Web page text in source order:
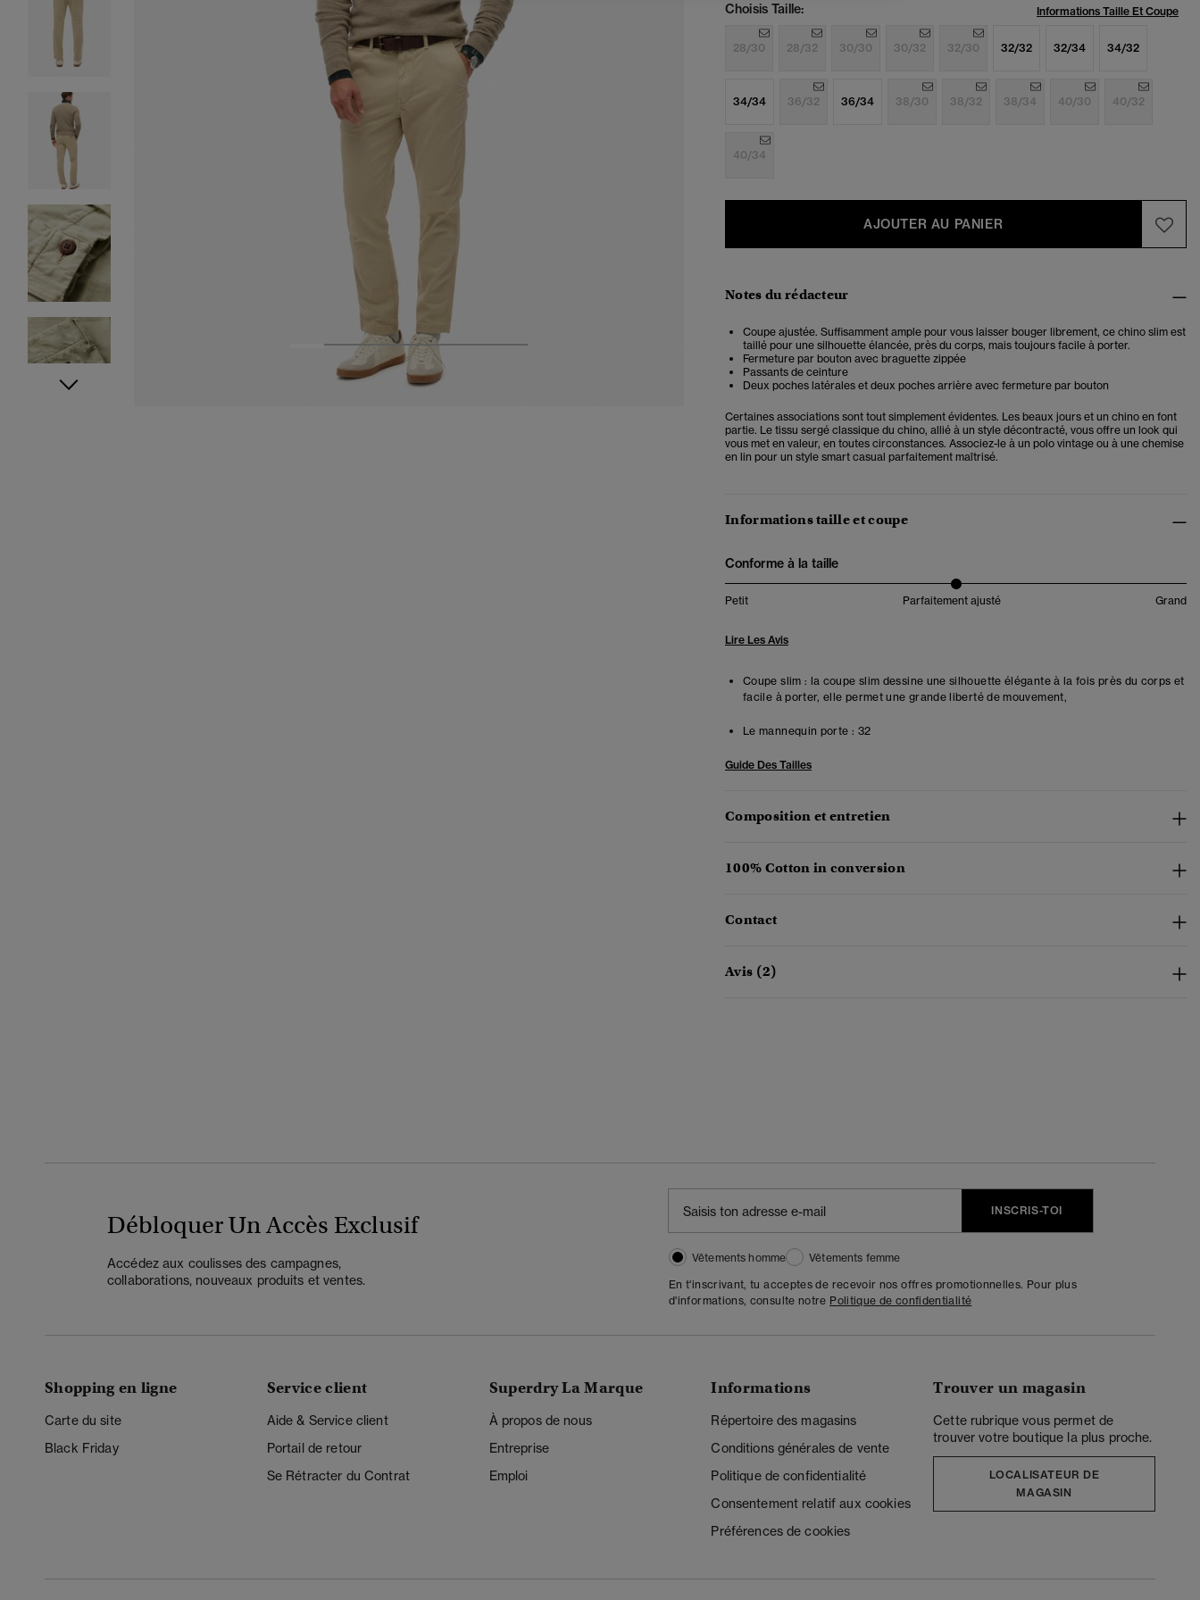
3 4 5
Choisis Taille: Informations Taille Et Coupe
28/30 28/32 30/30 30/32 32/30 32/32 32/34 34/32
34/34 36/32 36/34 38/30 38/32 38/34 40/30 40/32
40/34
AJOUTER AU PANIER
Notes du rédacteur
Coupe ajustée. Suffisamment ample pour vous laisser bouger librement, ce chino slim est
taillé pour une silhouette élancée, près du corps, mais toujours facile à porter.
Fermeture par bouton avec braguette zippée
Passants de ceinture
Deux poches latérales et deux poches arrière avec fermeture par bouton
Certaines associations sont tout simplement évidentes. Les beaux jours et un chino en font
partie. Le tissu sergé classique du chino, allié à un style décontracté, vous offre un look qui
vous met en valeur, en toutes circonstances. Associez-le à un polo vintage ou à une chemise
en lin pour un style smart casual parfaitement maîtrisé.
Informations taille et coupe
Conforme à la taille
Petit Parfaitement ajusté Grand
Lire Les Avis
Coupe slim : la coupe slim dessine une silhouette élégante à la fois près du corps et
facile à porter, elle permet une grande liberté de mouvement,
Le mannequin porte : 32
Guide Des Tailles
Composition et entretien
100% Cotton in conversion
Contact
Avis (2)
Débloquer Un Accès Exclusif
Accédez aux coulisses des campagnes,
collaborations, nouveaux produits et ventes.
INSCRIS-TOI
Vêtements homme
Vêtements femme
En t'inscrivant, tu acceptes de recevoir nos offres promotionnelles. Pour plus
d'informations, consulte notre Politique de confidentialité
Shopping en ligne
Carte du site
Black Friday
Service client
Aide & Service client
Portail de retour
Se Rétracter du Contrat
Superdry La Marque
À propos de nous
Entreprise
Emploi
Informations
Répertoire des magasins
Conditions générales de vente
Politique de confidentialité
Consentement relatif aux cookies
Préférences de cookies
Trouver un magasin
Cette rubrique vous permet de
trouver votre boutique la plus proche.
LOCALISATEUR DE
MAGASIN